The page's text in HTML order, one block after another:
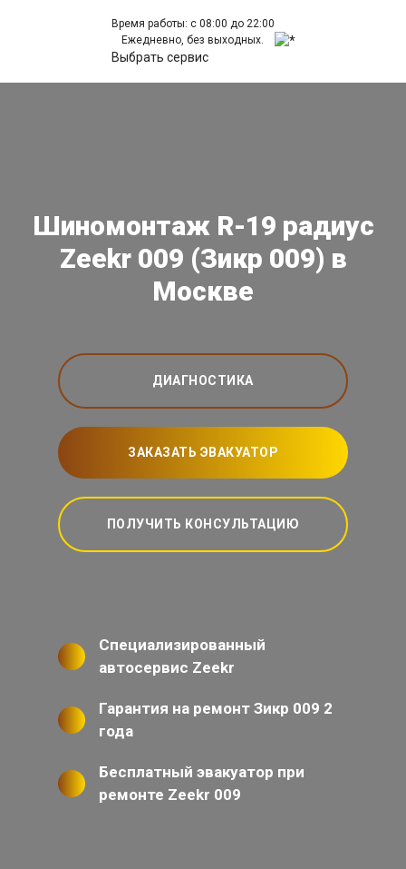
Время работы: с 08:00 до 22:00
Ежедневно, без выходных.
Выбрать сервис
Шиномонтаж R-19 радиус
Zeekr 009 (Зикр 009) в
Москве
ДИАГНОСТИКА
ЗАКАЗАТЬ ЭВАКУАТОР
ПОЛУЧИТЬ КОНСУЛЬТАЦИЮ
Специализированный
автосервис Zeekr
Гарантия на ремонт Зикр 009 2
года
Бесплатный эвакуатор при
ремонте Zeekr 009